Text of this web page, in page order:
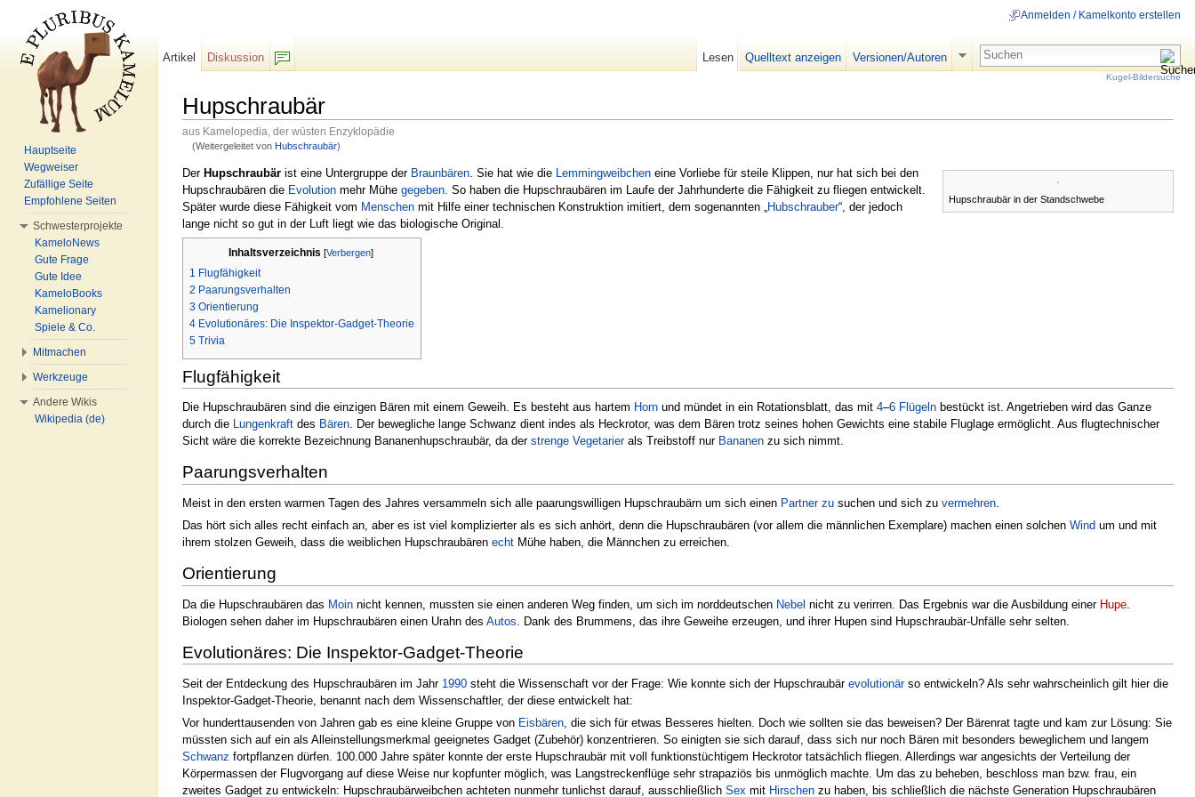
Hupschraubär
aus Kamelopedia, der wüsten Enzyklopädie
(Weitergeleitet von Hubschraubär)
Hupschraubär in der Standschwebe
Der Hupschraubär ist eine Untergruppe der Braunbären . Sie hat wie die Lemmingweibchen eine Vorliebe für steile Klippen, nur hat sich bei den
Hupschraubären die Evolution mehr Mühe gegeben . So haben die Hupschraubären im Laufe der Jahrhunderte die Fähigkeit zu fliegen entwickelt.
Später wurde diese Fähigkeit vom Menschen mit Hilfe einer technischen Konstruktion imitiert, dem sogenannten „ Hubschrauber“, der jedoch
lange nicht so gut in der Luft liegt wie das biologische Original.
Inhaltsverzeichnis [Verbergen]
1 Flugfähigkeit
2 Paarungsverhalten
3 Orientierung
4 Evolutionäres: Die Inspektor-Gadget-Theorie
5 Trivia
Flugfähigkeit
Die Hupschraubären sind die einzigen Bären mit einem Geweih. Es besteht aus hartem Horn und mündet in ein Rotationsblatt, das mit 4–6 Flügeln bestückt ist. Angetrieben wird das Ganze
durch die Lungenkraft des Bären. Der bewegliche lange Schwanz dient indes als Heckrotor, was dem Bären trotz seines hohen Gewichts eine stabile Fluglage ermöglicht. Aus flugtechnischer
Sicht wäre die korrekte Bezeichnung Bananenhupschraubär, da der strenge Vegetarierals Treibstoff nur Bananen zu sich nimmt.
Paarungsverhalten
Meist in den ersten warmen Tagen des Jahres versammeln sich alle paarungswilligen Hupschraubärn um sich einen Partner zu suchen und sich zu vermehren.
Das hört sich alles recht einfach an, aber es ist viel komplizierter als es sich anhört, denn die Hupschraubären (vor allem die männlichen Exemplare) machen einen solchen Wind um und mit
ihrem stolzen Geweih, dass die weiblichen Hupschraubären echt Mühe haben, die Männchen zu erreichen.
Orientierung
Da die Hupschraubären das Moin nicht kennen, mussten sie einen anderen Weg finden, um sich im norddeutschen Nebel nicht zu verirren. Das Ergebnis war die Ausbildung einer Hupe.
Biologen sehen daher im Hupschraubären einen Urahn des Autos. Dank des Brummens, das ihre Geweihe erzeugen, und ihrer Hupen sind Hupschraubär-Unfälle sehr selten.
Evolutionäres: Die Inspektor-Gadget-Theorie
Seit der Entdeckung des Hupschraubären im Jahr 1990 steht die Wissenschaft vor der Frage: Wie konnte sich der Hupschraubär evolutionärso entwickeln? Als sehr wahrscheinlich gilt hier die
Inspektor-Gadget-Theorie, benannt nach dem Wissenschaftler, der diese entwickelt hat:
Vor hunderttausenden von Jahren gab es eine kleine Gruppe von Eisbären, die sich für etwas Besseres hielten. Doch wie sollten sie das beweisen? Der Bärenrat tagte und kam zur Lösung: Sie
müssten sich auf ein als Alleinstellungsmerkmal geeignetes Gadget (Zubehör) konzentrieren. So einigten sie sich darauf, dass sich nur noch Bären mit besonders beweglichem und langem
Schwanz fortpflanzen dürfen. 100.000 Jahre später konnte der erste Hupschraubär mit voll funktionstüchtigem Heckrotor tatsächlich fliegen. Allerdings war angesichts der Verteilung der
Körpermassen der Flugvorgang auf diese Weise nur kopfunter möglich, was Langstreckenflüge sehr strapaziös bis unmöglich machte. Um das zu beheben, beschloss man bzw. frau, ein
zweites Gadget zu entwickeln: Hupschraubärweibchen achteten nunmehr tunlichst darauf, ausschließlich Sex mit Hirschen zu haben, bis schließlich die nächste Generation Hupschraubären
Anmelden / Kamelkonto erstellen
Artikel
Diskussion
Lesen Quelltext anzeigen Versionen/Autoren
Kugel-Bildersuche
Hauptseite
Wegweiser
Zufällige Seite
Empfohlene Seiten
Schwesterprojekte
KameloNews
Gute Frage
Gute Idee
KameloBooks
Kamelionary
Spiele & Co.
Mitmachen
Werkzeuge
Andere Wikis
Wikipedia (de)